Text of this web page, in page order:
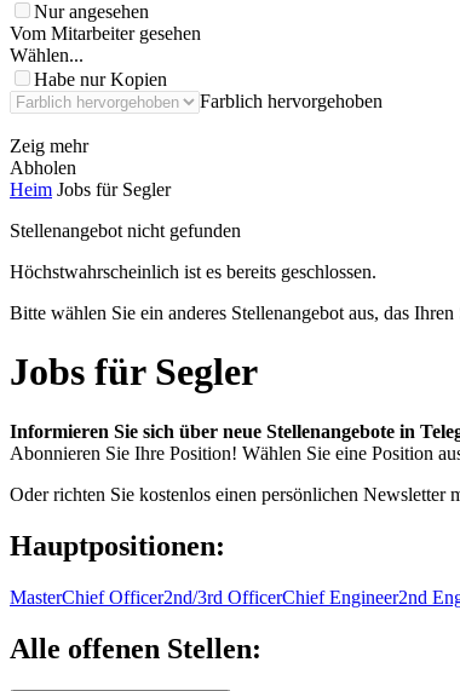
Nur angesehen
Vom Mitarbeiter gesehen
Wählen...
Habe nur Kopien
Farblich hervorgehoben
Zeig mehr
Abholen
Heim Jobs für Segler
Stellenangebot nicht gefunden
Höchstwahrscheinlich ist es bereits geschlossen.
Bitte wählen Sie ein anderes Stellenangebot aus, das
Jobs für Segler
Informieren Sie sich über neue Stellenangebote in
Abonnieren Sie Ihre Position! Wählen Sie eine Position
Oder richten Sie kostenlos einen persönlichen
Hauptpositionen:
MasterChief Officer2nd/3rd OfficerChief Engineer2nd
Alle offenen Stellen: